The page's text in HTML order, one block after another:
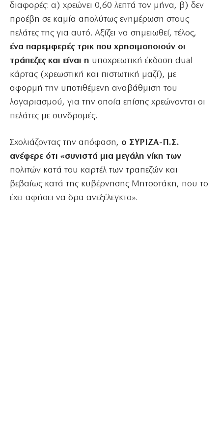
διαφορές: α) χρεώνει 0,60 λεπτά τον μήνα, β) δεν
προέβη σε καμία απολύτως ενημέρωση στους
πελάτες της για αυτό. Αξίζει να σημειωθεί, τέλος,
ένα παρεμφερές τρικ που χρησιμοποιούν οι
τράπεζες και είναι η υποχρεωτική έκδοση dual
κάρτας (χρεωστική και πιστωτική μαζί), με
αφορμή την υποτιθέμενη αναβάθμιση του
λογαριασμού, για την οποία επίσης χρεώνονται οι
πελάτες με συνδρομές.
Σχολιάζοντας την απόφαση, ο ΣΥΡΙΖΑ-Π.Σ.
ανέφερε ότι «συνιστά μια μεγάλη νίκη των
πολιτών κατά του καρτέλ των τραπεζών και
βεβαίως κατά της κυβέρνησης Μητσοτάκη, που το
έχει αφήσει να δρα ανεξέλεγκτο».